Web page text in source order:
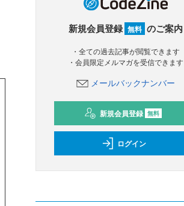
新規会員登録 無料 のご案内
・全ての過去記事が閲覧できます
・会員限定メルマガを受信できます
メールバックナンバー
新規会員登録 無料
ログイン